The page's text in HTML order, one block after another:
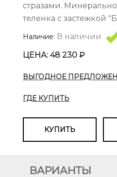
стразами.
теленка с застежкой
Наличие: В наличии
ЦЕНА: 48 230 ₽
ВЫГОДНОЕ
ГДЕ КУПИТЬ
КУПИТЬ
ВАРИАНТЫ